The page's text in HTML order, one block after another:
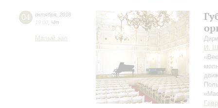
04 октября 2018
19:00 Чт
Малый зал
И.